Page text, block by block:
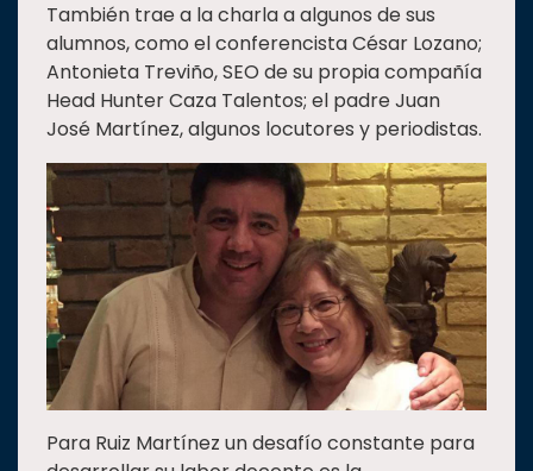
También trae a la charla a algunos de sus
alumnos, como el conferencista César Lozano;
Antonieta Treviño, SEO de su propia compañía
Head Hunter Caza Talentos; el padre Juan
José Martínez, algunos locutores y periodistas.
Para Ruiz Martínez un desafío constante para